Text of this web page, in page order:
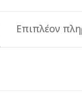
Επιπλέον